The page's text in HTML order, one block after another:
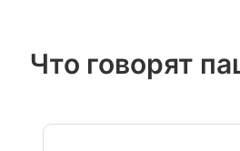
Что говорят